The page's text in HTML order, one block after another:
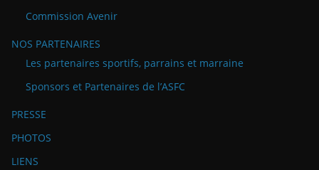
Commission Avenir
NOS PARTENAIRES
Les partenaires sportifs, parrains et marraine
Sponsors et Partenaires de l’ASFC
PRESSE
PHOTOS
LIENS